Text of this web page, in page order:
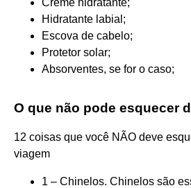
Hidratante labial;
Escova de cabelo;
Protetor solar;
Absorventes, se for o caso;
O que não pode esquecer
12 coisas que você NÃO deve
viagem
1 – Chinelos. Chinelos são